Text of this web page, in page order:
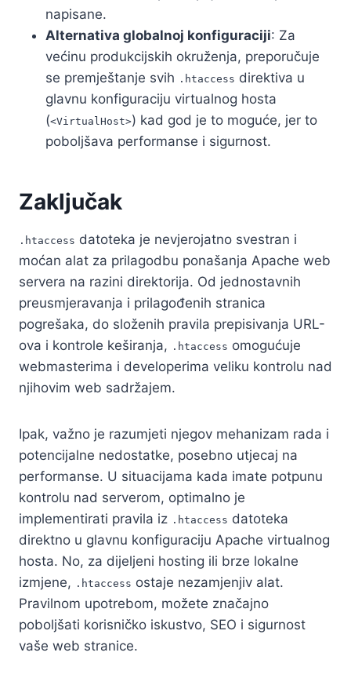
napisane.
Alternativa globalnoj konfiguraciji: Za
većinu produkcijskih okruženja, preporučuje
se premještanje svih .htaccess direktiva u
glavnu konfiguraciju virtualnog hosta
(<VirtualHost>) kad god je to moguće, jer to
poboljšava performanse i sigurnost.
Zaključak
.htaccess datoteka je nevjerojatno svestran i
moćan alat za prilagodbu ponašanja Apache web
servera na razini direktorija. Od jednostavnih
preusmjeravanja i prilagođenih stranica
pogrešaka, do složenih pravila prepisivanja URL-
ova i kontrole keširanja, .htaccess omogućuje
webmasterima i developerima veliku kontrolu nad
njihovim web sadržajem.
Ipak, važno je razumjeti njegov mehanizam rada i
potencijalne nedostatke, posebno utjecaj na
performanse. U situacijama kada imate potpunu
kontrolu nad serverom, optimalno je
implementirati pravila iz .htaccess datoteka
direktno u glavnu konfiguraciju Apache virtualnog
hosta. No, za dijeljeni hosting ili brze lokalne
izmjene, .htaccess ostaje nezamjenjiv alat.
Pravilnom upotrebom, možete značajno
poboljšati korisničko iskustvo, SEO i sigurnost
vaše web stranice.